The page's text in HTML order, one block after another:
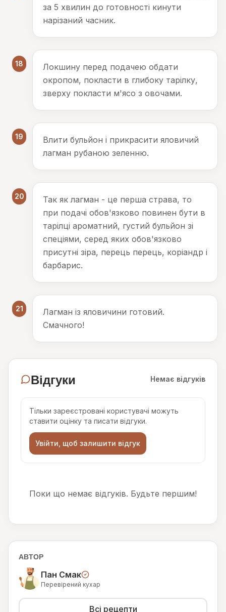
за 5 хвилин до готовності кинути
нарізаний часник.
18
Локшину перед подачею обдати
окропом, покласти в глибоку тарілку,
зверху покласти м'ясо з овочами.
19
Влити бульйон і прикрасити яловичий
лагман рубаною зеленню.
20
Так як лагман - це перша страва, то
при подачі обов'язково повинен бути в
тарілці ароматний, густий бульйон зі
спеціями, серед яких обов'язково
присутні зіра, перець перець, коріандр і
барбарис.
21
Лагман із яловичини готовий.
Смачного!
Відгуки Немає відгуків
Тільки зареєстровані користувачі можуть
ставити оцінку та писати відгуки.
Увійти, щоб залишити відгук
Поки що немає відгуків. Будьте першим!
АВТОР
Пан Смак
Перевірений кухар
Всі рецепти